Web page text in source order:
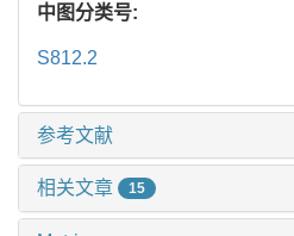
中图分类号:
S812.2
参考文献
相关文章 15